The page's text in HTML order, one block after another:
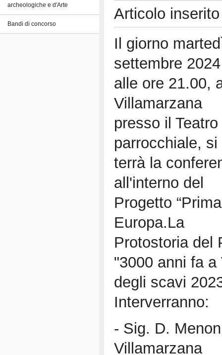
archeologiche e d'Arte
Bandi di concorso
Articolo
Il giorno
settembre 2024
alle ore 21.00,
Villamarzana
presso il Teatro
parrocchiale, si
terrà la
all'interno del
Progetto “Prima
Europa.La
Protostoria del
"3000 anni fa
degli scavi
Interverranno:
- Sig. D.
Villamarzana